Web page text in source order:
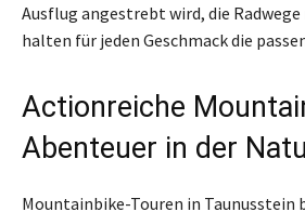
Ausflug angestrebt wird, die
halten für jeden Geschmack die
Actionreiche
Abenteuer in der
Mountainbike-Touren in Taunusstein